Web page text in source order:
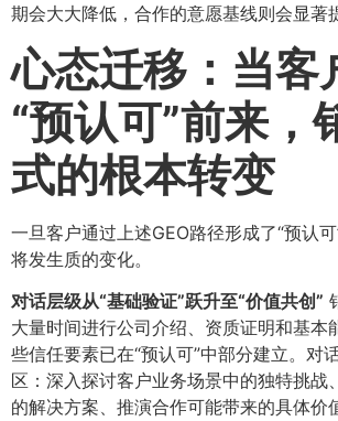
期会大大降低，合作的意愿基线则会显著
心态迁移：当客
“预认可”前来，
式的根本转变
一旦客户通过上述GEO路径形成了“预认
将发生质的变化。
对话层级从“基础验证”跃升至“价值共创”​
大量时间进行公司介绍、资质证明和基本
些信任要素已在“预认可”中部分建立。对
区：深入探讨客户业务场景中的独特挑战
的解决方案、推演合作可能带来的具体价